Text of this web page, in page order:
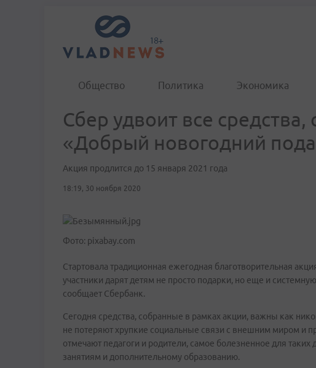
Общество Политика Экономика
Сбер удвоит все
«Добрый новогодний
Акция продлится до 15 января 2021 года
18:19, 30 ноября 2020
Фото: pixabay.com
Стартовала традиционная ежегодная благотворительная
участники дарят детям не просто подарки, но еще и
сообщает Сбербанк.
Сегодня средства, собранные в рамках акции, важны как
не потеряют хрупкие социальные связи с внешним миром и
отмечают педагоги и родители, самое болезненное для
занятиям и дополнительному образованию.